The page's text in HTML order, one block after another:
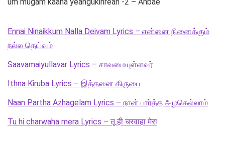
Ennai Ninaikkum Nalla Deivam Lyrics – என்னை நினைக்கும்
நல்ல தெய்வம்
Saavamaiyullavar Lyrics – சாவமையுள்ளவர்
Ithna Kiruba Lyrics – இத்தனை கிருபை
Naan Partha Azhagelam Lyrics – நான் பார்த்த அழகெல்லாம்
Tu hi charwaha mera Lyrics – तू ही चरवाहा मेरा